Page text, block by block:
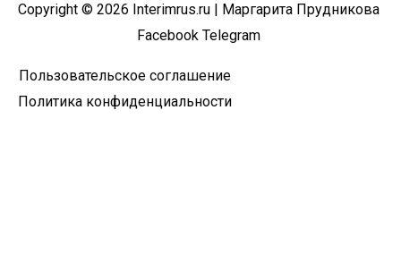
Copyright © 2026 Interimrus.ru | Маргарита Прудникова
Facebook Telegram
Пользовательское соглашение
Политика конфиденциальности